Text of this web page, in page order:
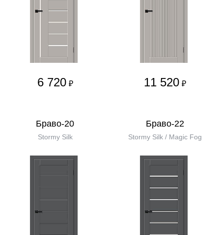
6 720 ₽ 11 520 ₽
Браво-20
Stormy Silk
Браво-22
Stormy Silk / Magic Fog